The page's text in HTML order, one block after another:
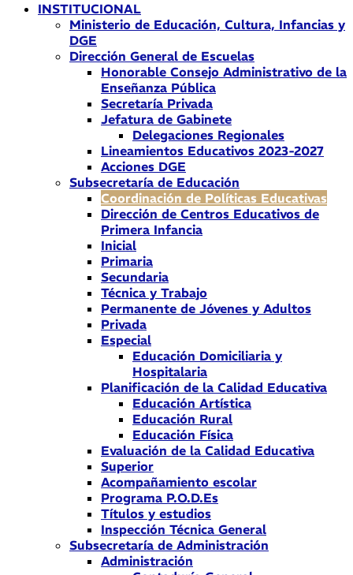
INSTITUCIONAL
Ministerio de Educación, Cultura, Infancias y
DGE
Dirección General de Escuelas
Honorable Consejo Administrativo de la
Enseñanza Pública
Secretaría Privada
Jefatura de Gabinete
Delegaciones Regionales
Lineamientos Educativos 2023-2027
Acciones DGE
Subsecretaría de Educación
Coordinación de Políticas Educativas
Dirección de Centros Educativos de
Primera Infancia
Inicial
Primaria
Secundaria
Técnica y Trabajo
Permanente de Jóvenes y Adultos
Privada
Especial
Educación Domiciliaria y
Hospitalaria
Planificación de la Calidad Educativa
Educación Artística
Educación Rural
Educación Física
Evaluación de la Calidad Educativa
Superior
Acompañamiento escolar
Programa P.O.D.Es
Títulos y estudios
Inspección Técnica General
Subsecretaría de Administración
Administración